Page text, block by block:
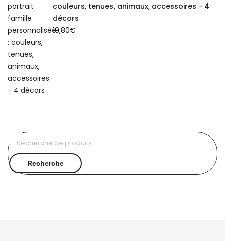
couleurs, tenues, animaux, accessoires - 4
décors
19,80€
Recherche